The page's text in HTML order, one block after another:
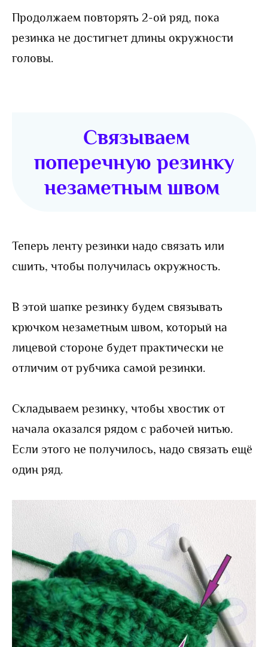
Продолжаем повторять 2-ой ряд, пока
резинка не достигнет длины окружности
головы.
Связываем
поперечную резинку
незаметным швом
Теперь ленту резинки надо связать или
сшить, чтобы получилась окружность.
В этой шапке резинку будем связывать
крючком незаметным швом, который на
лицевой стороне будет практически не
отличим от рубчика самой резинки.
Складываем резинку, чтобы хвостик от
начала оказался рядом с рабочей нитью.
Если этого не получилось, надо связать ещё
один ряд.